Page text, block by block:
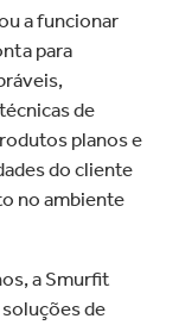
a funcionar
para
de
planos e
do cliente
no ambiente
a Smurfit
de